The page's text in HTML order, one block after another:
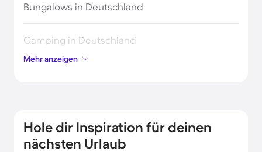
Bungalows in Deutschland
Camping in Deutschland
Ferienunterkünfte in Deutschland
Mehr anzeigen
Hole dir Inspiration für deinen
nächsten Urlaub